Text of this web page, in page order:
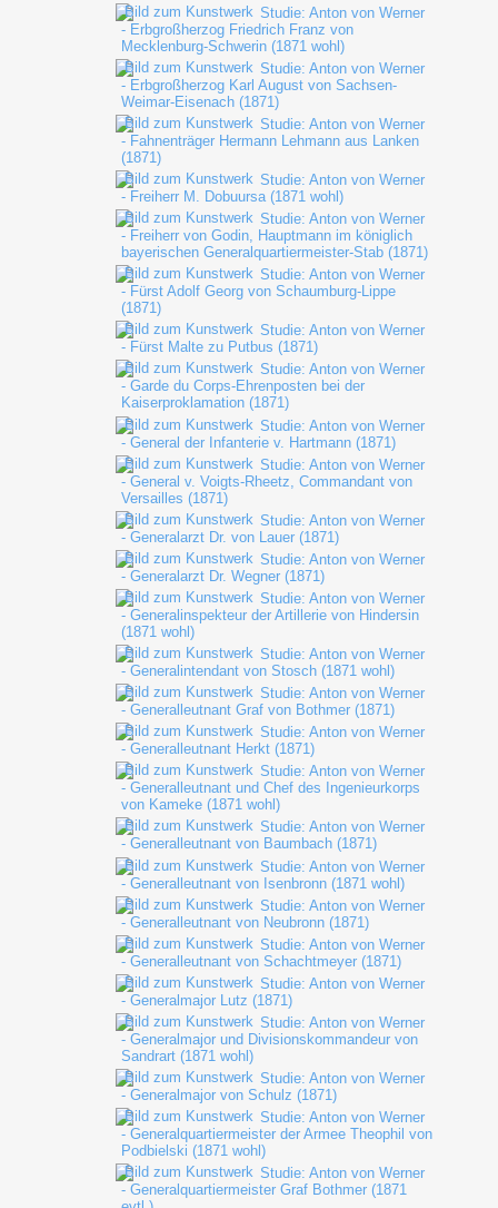
Studie: Anton von Werner
- Erbgroßherzog Friedrich Franz von
Mecklenburg-Schwerin (1871 wohl)
Studie: Anton von Werner
- Erbgroßherzog Karl August von Sachsen-
Weimar-Eisenach (1871)
Studie: Anton von Werner
- Fahnenträger Hermann Lehmann aus Lanken
(1871)
Studie: Anton von Werner
- Freiherr M. Dobuursa (1871 wohl)
Studie: Anton von Werner
- Freiherr von Godin, Hauptmann im königlich
bayerischen Generalquartiermeister-Stab (1871)
Studie: Anton von Werner
- Fürst Adolf Georg von Schaumburg-Lippe
(1871)
Studie: Anton von Werner
- Fürst Malte zu Putbus (1871)
Studie: Anton von Werner
- Garde du Corps-Ehrenposten bei der
Kaiserproklamation (1871)
Studie: Anton von Werner
- General der Infanterie v. Hartmann (1871)
Studie: Anton von Werner
- General v. Voigts-Rheetz, Commandant von
Versailles (1871)
Studie: Anton von Werner
- Generalarzt Dr. von Lauer (1871)
Studie: Anton von Werner
- Generalarzt Dr. Wegner (1871)
Studie: Anton von Werner
- Generalinspekteur der Artillerie von Hindersin
(1871 wohl)
Studie: Anton von Werner
- Generalintendant von Stosch (1871 wohl)
Studie: Anton von Werner
- Generalleutnant Graf von Bothmer (1871)
Studie: Anton von Werner
- Generalleutnant Herkt (1871)
Studie: Anton von Werner
- Generalleutnant und Chef des Ingenieurkorps
von Kameke (1871 wohl)
Studie: Anton von Werner
- Generalleutnant von Baumbach (1871)
Studie: Anton von Werner
- Generalleutnant von Isenbronn (1871 wohl)
Studie: Anton von Werner
- Generalleutnant von Neubronn (1871)
Studie: Anton von Werner
- Generalleutnant von Schachtmeyer (1871)
Studie: Anton von Werner
- Generalmajor Lutz (1871)
Studie: Anton von Werner
- Generalmajor und Divisionskommandeur von
Sandrart (1871 wohl)
Studie: Anton von Werner
- Generalmajor von Schulz (1871)
Studie: Anton von Werner
- Generalquartiermeister der Armee Theophil von
Podbielski (1871 wohl)
Studie: Anton von Werner
- Generalquartiermeister Graf Bothmer (1871